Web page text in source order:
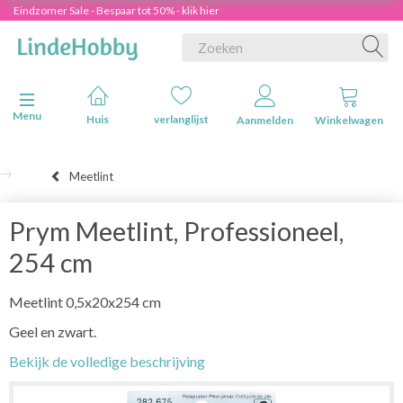
Eindzomer Sale - Bespaar tot 50% - klik hier
Navigatie in-/uitschakelen
Menu
Huis verlanglijst Aanmelden Winkelwagen
Meetlint
Prym Meetlint, Professioneel,
254 cm
Meetlint 0,5x20x254 cm
Geel en zwart.
Bekijk de volledige beschrijving